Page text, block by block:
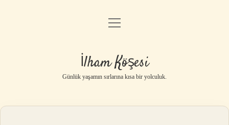
Anasayfa
Yasal Uyarı
menüyü
İlham Köşesi
Günlük yaşamın sırlarına kısa bir yolculuk.